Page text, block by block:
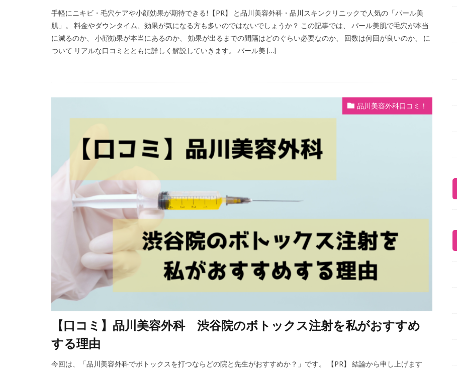
手軽にニキビ・毛穴ケアや小顔効果が期待できる!【PR】 と品川美容外科・品川スキンクリニックで人気の「パール美
肌」。 料金やダウンタイム、効果が気になる方も多いのではないでしょうか？ この記事では、 パール美肌で毛穴が本当
に減るのか、 小顔効果が本当にあるのか、 効果が出るまでの間隔はどのぐらい必要なのか、 回数は何回が良いのか、 に
ついて リアルな口コミとともに詳しく解説していきます。 パール美 […]
品川美容外科口コミ！
【口コミ】品川美容外科 渋谷院のボトックス注射を私がおすすめ
する理由
今回は、「品川美容外科でボトックスを打つならどの院と先生がおすすめか？」です。 【PR】 結論から申し上げます